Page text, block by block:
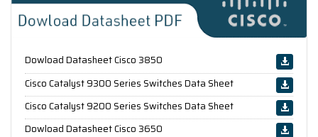
Dowload Datasheet Cisco 3850
Cisco Catalyst 9300 Series Switches Data Sheet
Cisco Catalyst 9200 Series Switches Data Sheet
Dowload Datasheet Cisco 3650